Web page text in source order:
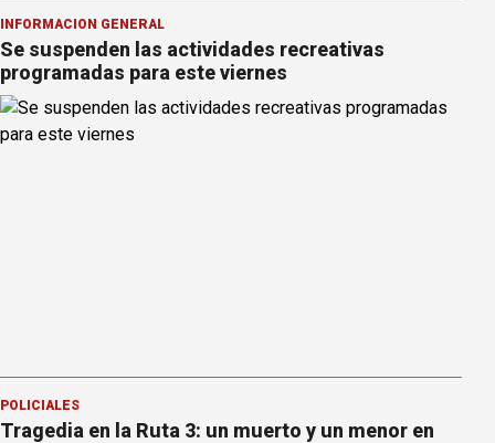
INFORMACION GENERAL
Se suspenden las actividades recreativas
programadas para este viernes
POLICIALES
Tragedia en la Ruta 3: un muerto y un menor en